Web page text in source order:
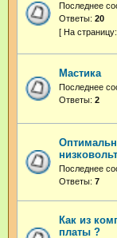
Последнее
Ответы: 20
Мастика
Последнее
Ответы: 2
Последнее
Ответы: 7
Как из
платы ?